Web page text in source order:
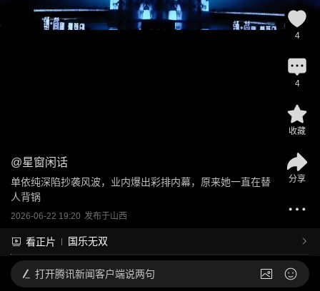
@星窗闲话
单依纯深陷抄袭风波，业内爆出彩排内幕，原来她一直在替
人背锅
2026-06-22 19:20 发布于山西
看正片 国乐无双
4
4
收藏
分享
打开腾讯新闻客户端说两句